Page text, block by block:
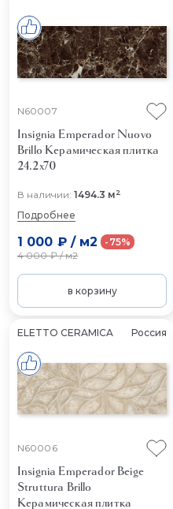
N60007
Insignia Emperador Nuovo
Brillo Керамическая плитка
24.2x70
В наличии: 1494.3 м2
Подробнее
1 000 ₽/ м2
4 000 ₽/м2
-75%
в корзину
ELETTO CERAMICA Россия
N60006
Insignia Emperador Beige
Struttura Brillo
Керамическая плитка